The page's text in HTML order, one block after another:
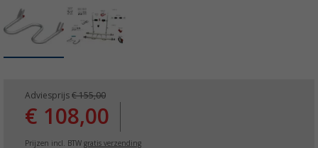
Adviesprijs € 155,00
€ 108,00
Prijzen incl. BTW gratis verzending